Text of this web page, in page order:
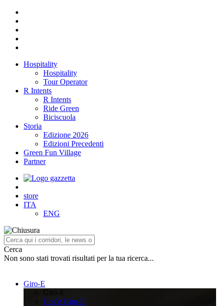
Hospitality
Hospitality
Tour Operator
R Intents
R Intents
Ride Green
Biciscuola
Storia
Edizione 2026
Edizioni Precedenti
Green Fun Village
Partner
store
ITA
ENG
Cerca
Non sono stati trovati risultati per la tua ricerca...
Giro-E
Cos’è Giro-E